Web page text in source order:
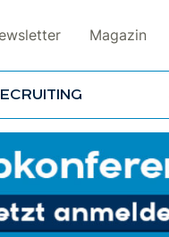
Magazin